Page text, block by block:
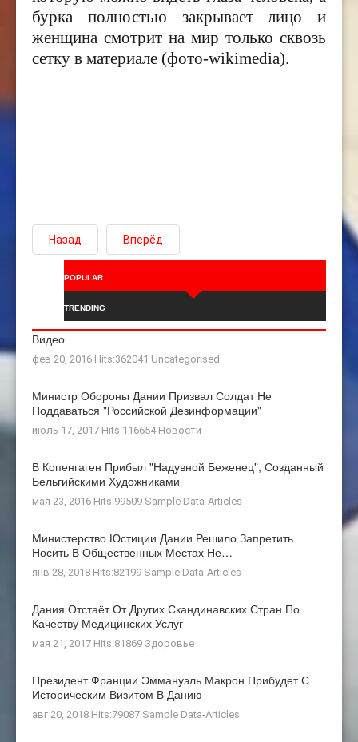
бурка полностью закрывает лицо и
женщина смотрит на мир только сквозь
сетку в материале (фото-wikimedia).
Назад Вперёд
POPULAR
TRENDING
Видео
фев 20, 2016 Hits:362041 Uncategorised
Министр Обороны Дании Призвал Солдат Не
Поддаваться "российской Дезинформации"
июль 17, 2017 Hits:116654 Новости
В Копенгаген Прибыл "Надувной Беженец", Созданный
Бельгийскими Художниками
мая 23, 2016 Hits:99509 Sample Data-Articles
Министерство Юстиции Дании Решило Запретить
Носить В Общественных Местах Не…
янв 28, 2018 Hits:82199 Sample Data-Articles
Дания Отстаёт От Других Скандинавских Стран По
Качеству Медицинских Услуг
мая 21, 2017 Hits:81869 Здоровье
Президент Франции Эммануэль Макрон Прибудет С
Историческим Визитом В Данию
авг 20, 2018 Hits:79087 Sample Data-Articles